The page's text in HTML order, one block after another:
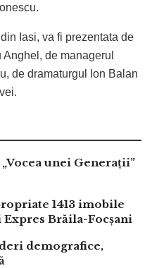
Iasi, va fi prezentata de
de managerul
de dramaturgul Ion Balan
unei Generații”
1413 imobile
Brăila-Focșani
demografice,